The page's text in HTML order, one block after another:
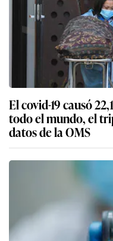
El covid-19 causó
todo el mundo, el
datos de la OMS